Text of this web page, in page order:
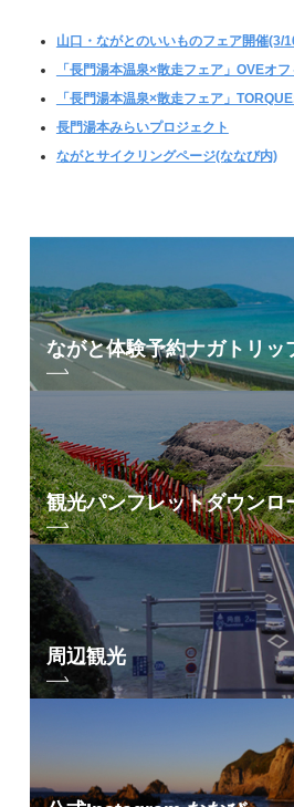
山口・ながとのいいものフェア開催(3/
「長門湯本温泉×散走フェア」OVEオ
「長門湯本温泉×散走フェア」
長門湯本みらいプロジェクト
ながとサイクリングページ(ななび内)
ながと体験予約ナガトリッ
観光パンフレットダウンロ
周辺観光